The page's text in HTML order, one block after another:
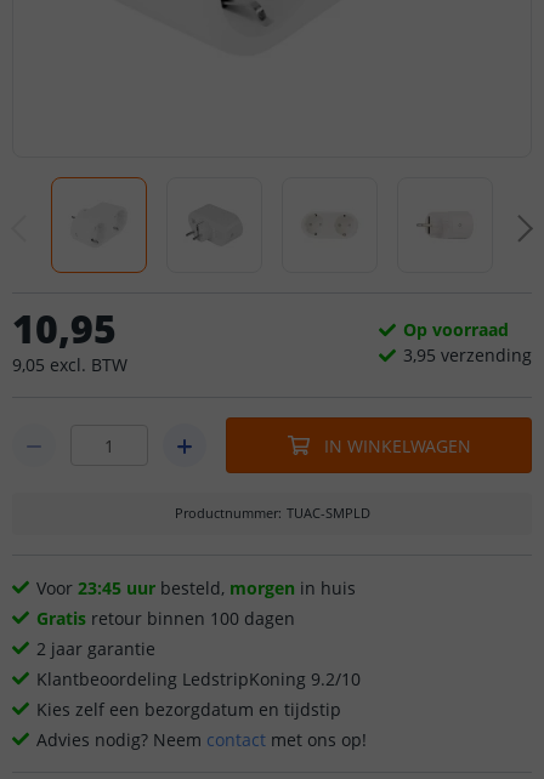
10,95
9,05 excl. BTW
Op voorraad
3,95 verzending
IN WINKELWAGEN
Productnummer: TUAC-SMPLD
Voor 23:45 uur besteld, morgen in huis
Gratis retour binnen 100 dagen
2 jaar garantie
Klantbeoordeling LedstripKoning 9.2/10
Kies zelf een bezorgdatum en tijdstip
Advies nodig? Neem contact met ons op!